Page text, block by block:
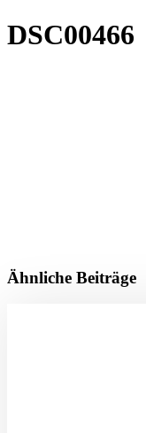
DSC00466
Ähnliche Beiträge